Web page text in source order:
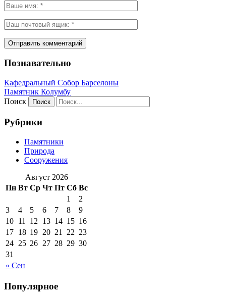
Познавательно
Кафeдрaльный Собор Барселоны
Пaмятник Колумбу
Поиск
Рубрики
Памятники
Природа
Сооружения
Август 2026
Пн Вт Ср Чт Пт Сб Вс
« Сен
1
2
3
4 5 6 7 8
9
10 11 12 13 14 15 16
17 18 19 20 21 22 23
24 25 26 27 28 29 30
31
Популярное